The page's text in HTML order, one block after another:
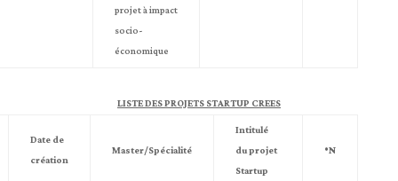
projet à impact
socio-
économique
LISTE DES PROJETS STARTUP CREES
N°
Intitulé
du projet
Startup
Master/Spécialité
Date de
création